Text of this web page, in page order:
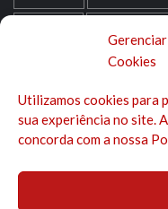
Cookies
Utilizamos cookies para
sua experiência no site.
concorda com a nossa
SEM
TECNOLOGIA